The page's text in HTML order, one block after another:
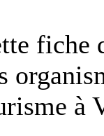
fiche
à